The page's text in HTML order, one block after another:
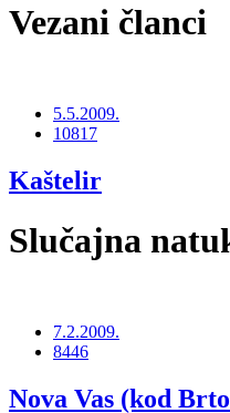
Vezani članci
5.5.2009.
10817
Kaštelir
Slučajna
7.2.2009.
8446
Nova Vas (kod